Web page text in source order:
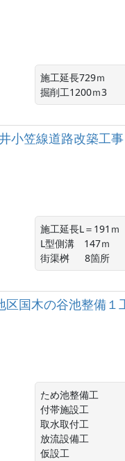
施工延長729ｍ
掘削工1200ｍ3
小笠線道路改築工事
施工延長L＝191ｍ
L型側溝　147ｍ
街渠桝　  8箇所
区国木の谷池整備１
ため池整備工 　
付帯施設工 　　　
取水取付工 　　　
放流設備工 　　
仮設工 　　　　　